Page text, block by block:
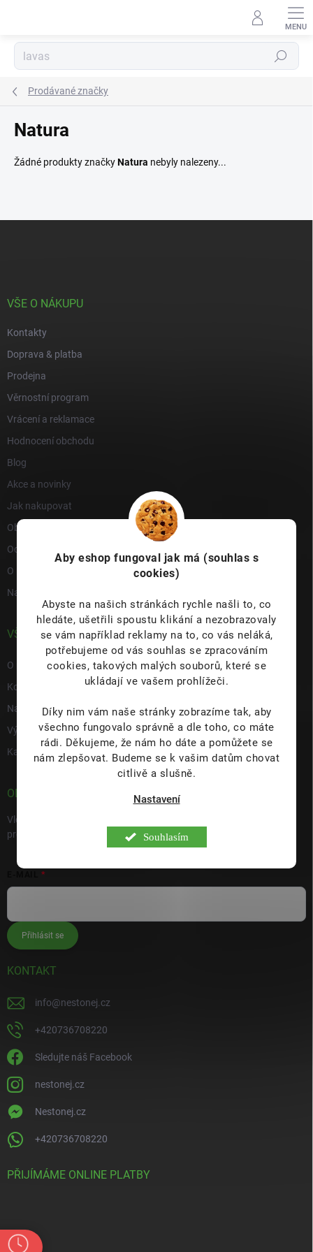
Aby eshop fungoval jak má (souhlas s
cookies)
Abyste na našich stránkách rychle našli to, co
hledáte, ušetřili spoustu klikání a nezobrazovaly
se vám například reklamy na to, co vás neláká,
potřebujeme od vás souhlas se zpracováním
cookies, takových malých souborů, které se
ukládají ve vašem prohlížeči.
Díky nim vám naše stránky zobrazíme tak, aby
všechno fungovalo správně a dle toho, co máte
rádi. Děkujeme, že nám ho dáte a pomůžete se
nám zlepšovat. Budeme se k vašim datům chovat
citlivě a slušně.
Nastavení
Souhlasím
Hledat
Prodávané značky
Natura
Žádné produkty značkyNatura nebyly nalezeny...
VŠE O NÁKUPU
Kontakty
Doprava & platba
Prodejna
Věrnostní program
Vrácení a reklamace
Hodnocení obchodu
Blog
Akce a novinky
Jak nakupovat
Obchodní podmínky
Ochrana osobních údajů
O nás
Napište nám
VŠE O NÁS
O nás
Kontakty
Napište nám
Výdejní místo s prodejnou Hulín
Kariéra
ODEBÍRAT NEWSLETTER
Vložte svůj e-mail a my vám budeme zasílat informace o nových
produktech na našem e-shopu.
Přihlásit se
KONTAKT
info@nestonej.cz
+420736708220
Sledujte náš Facebook
nestonej.cz
Nestonej.cz
+420736708220
PŘIJÍMÁME ONLINE PLATBY